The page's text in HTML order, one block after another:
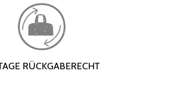
RÜCKGABERECHT